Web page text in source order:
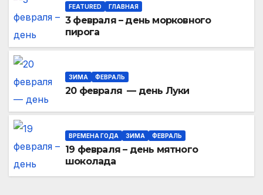
FEATURED ГЛАВНАЯ
3 февраля – день морковного
пирога
ЗИМА ФЕВРАЛЬ
20 февраля — день Луки
ВРЕМЕНА ГОДА ЗИМА ФЕВРАЛЬ
19 февраля – день мятного
шоколада